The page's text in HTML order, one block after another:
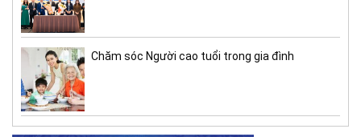
Chăm sóc Người cao tuổi trong gia đình